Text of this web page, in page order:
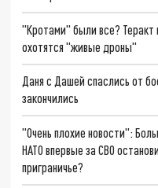
"Кротами" были все? Теракт
охотятся "живые дроны"
Даня с Дашей спаслись от
закончились
"Очень плохие новости":
НАТО впервые за СВО
приграничье?